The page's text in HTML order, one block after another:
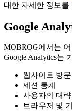
대한 자세한 정보를
Google
MOBROG에서는
Google Analytics는
웹사이트 방
세션 통계
사용자의 대략
브라우저 및